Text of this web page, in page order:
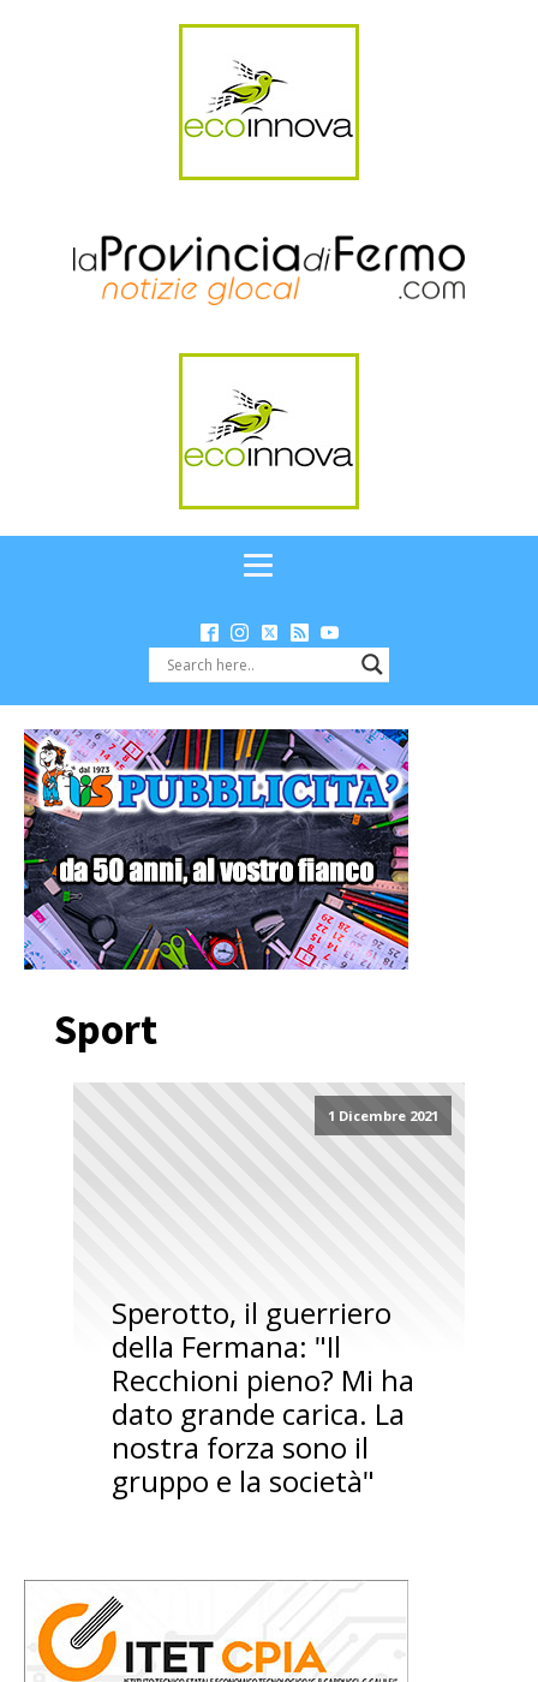
Sport
1 Dicembre 2021
Sperotto, il guerriero
della Fermana: "Il
Recchioni pieno? Mi ha
dato grande carica. La
nostra forza sono il
gruppo e la società"